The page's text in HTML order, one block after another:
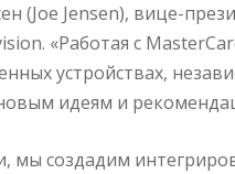
(Joe Jensen), вице-
«Работая с
устройствах,
идеям и
мы создадим